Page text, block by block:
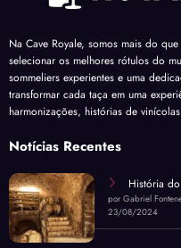
Na Cave Royale, somos mais do
selecionar os melhores rótulos do
sommeliers experientes e uma
transformar cada taça em uma
harmonizações, histórias de
Notícias Recentes
História
por Gabriel
23/08/2024